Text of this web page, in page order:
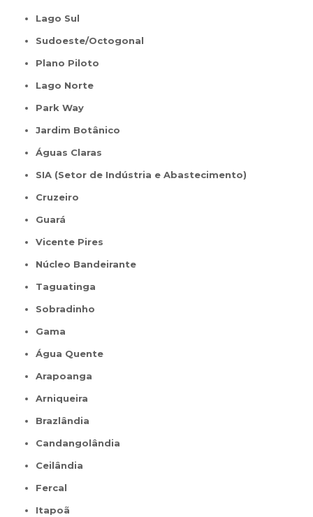
Lago Sul
Sudoeste/Octogonal
Plano Piloto
Lago Norte
Park Way
Jardim Botânico
Águas Claras
SIA (Setor de Indústria e Abastecimento)
Cruzeiro
Guará
Vicente Pires
Núcleo Bandeirante
Taguatinga
Sobradinho
Gama
Água Quente
Arapoanga
Arniqueira
Brazlândia
Candangolândia
Ceilândia
Fercal
Itapoã